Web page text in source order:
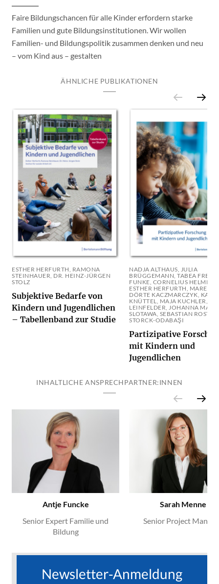
Faire Bildungschancen für alle Kinder erfordern starke
Familien und gute Bildungsinstitutionen. Wir wollen
Familien- und Bildungspolitik zusammen denken und neu
– vom Kind aus – gestalten
ÄHNLICHE PUBLIKATIONEN
ESTHER HERFURTH, RAMONA
STEINHAUER, DR. HEINZ-JÜRGEN
STOLZ
Subjektive Bedarfe von
Kindern und Jugendlichen
– Tabellenband zur Studie
NADJA ALTHAUS, JULIA
BRÜGGEMANN, TABEA
FUNKE, CORNELIUS HELMERT,
ESTHER HERFURTH, MAREN
DÖRTE KACZMARCZYK,
KNÜTTEL, MAJA KUCHLER,
LEINFELDER, JOHANNA
SLOTAWA, SEBASTIAN ROST,
STORCK-ODABAŞI
Partizipative
mit Kindern und
Jugendlichen
INHALTLICHE ANSPRECHPARTNER:INNEN
Antje Funcke
Senior Expert Familie und
Bildung
Sarah Menne
Senior Project
Newsletter-Anmeldung